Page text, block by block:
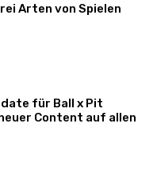
Arten von Spielen
für Ball x Pit
Content auf allen